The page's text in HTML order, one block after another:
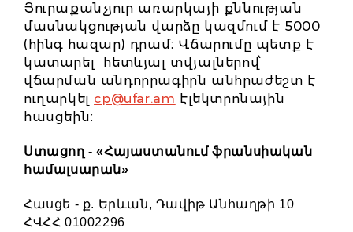
Յուրաքանչյուր առարկայի քննության
մասնակցության վարձը կազմում է 5000
(հինգ հազար) դրամ։ Վճարումը պետք է
կատարել հետևյալ տվյալներով՝
վճարման անդորրագիրն անհրաժեշտ է
ուղարկել cp@ufar.am էլեկտրոնային
հասցեին։
Ստացող - «Հայաստանում ֆրանսիական
համալսարան»
Հասցե - ք. Երևան, Դավիթ Անհաղթի 10
ՀՎՀՀ 01002296